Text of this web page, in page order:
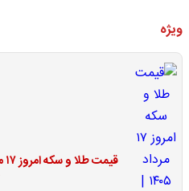
ویژه